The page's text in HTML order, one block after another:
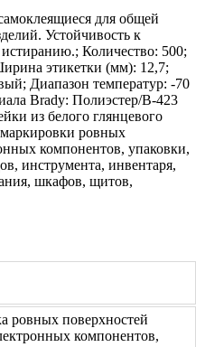
для общей
Устойчивость к
истиранию.; Количество: 500;
этикетки (мм): 12,7;
Диапазон температур: -70
Brady: Полиэстер/В-423
из белого глянцевого
ровных
компонентов, упаковки,
инструмента, инвентаря,
шкафов, щитов,
ровных поверхностей
компонентов,